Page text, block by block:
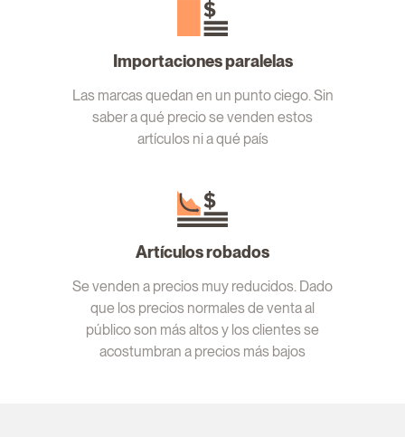
Importaciones paralelas
Las marcas quedan en un punto ciego. Sin
saber a qué precio se venden estos
artículos ni a qué país
Artículos robados
Se venden a precios muy reducidos. Dado
que los precios normales de venta al
público son más altos y los clientes se
acostumbran a precios más bajos